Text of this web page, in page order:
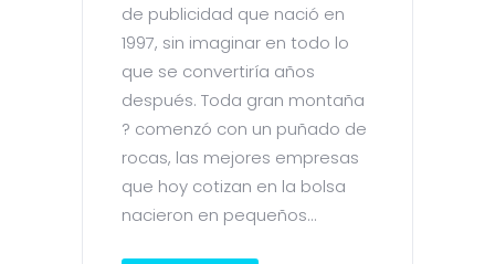
de publicidad que nació en
1997, sin imaginar en todo lo
que se convertiría años
después. Toda gran montaña
?️ comenzó con un puñado de
rocas, las mejores empresas
que hoy cotizan en la bolsa
nacieron en pequeños...